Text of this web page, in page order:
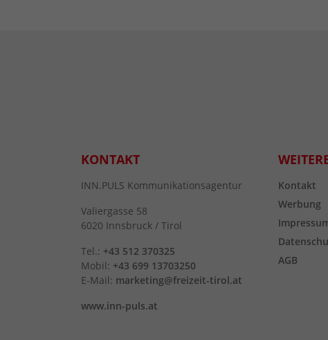
KONTAKT
INN.PULS Kommunikationsagentur
Valiergasse 58
6020 Innsbruck / Tirol
Tel.: +43 512 370325
Mobil: +43 699 13703250
E-Mail: marketing@freizeit-tirol.at
www.inn-puls.at
Kontakt
Werbung
AGB